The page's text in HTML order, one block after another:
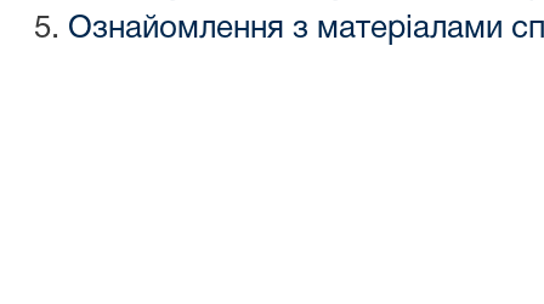
Ознайомлення з матеріалами